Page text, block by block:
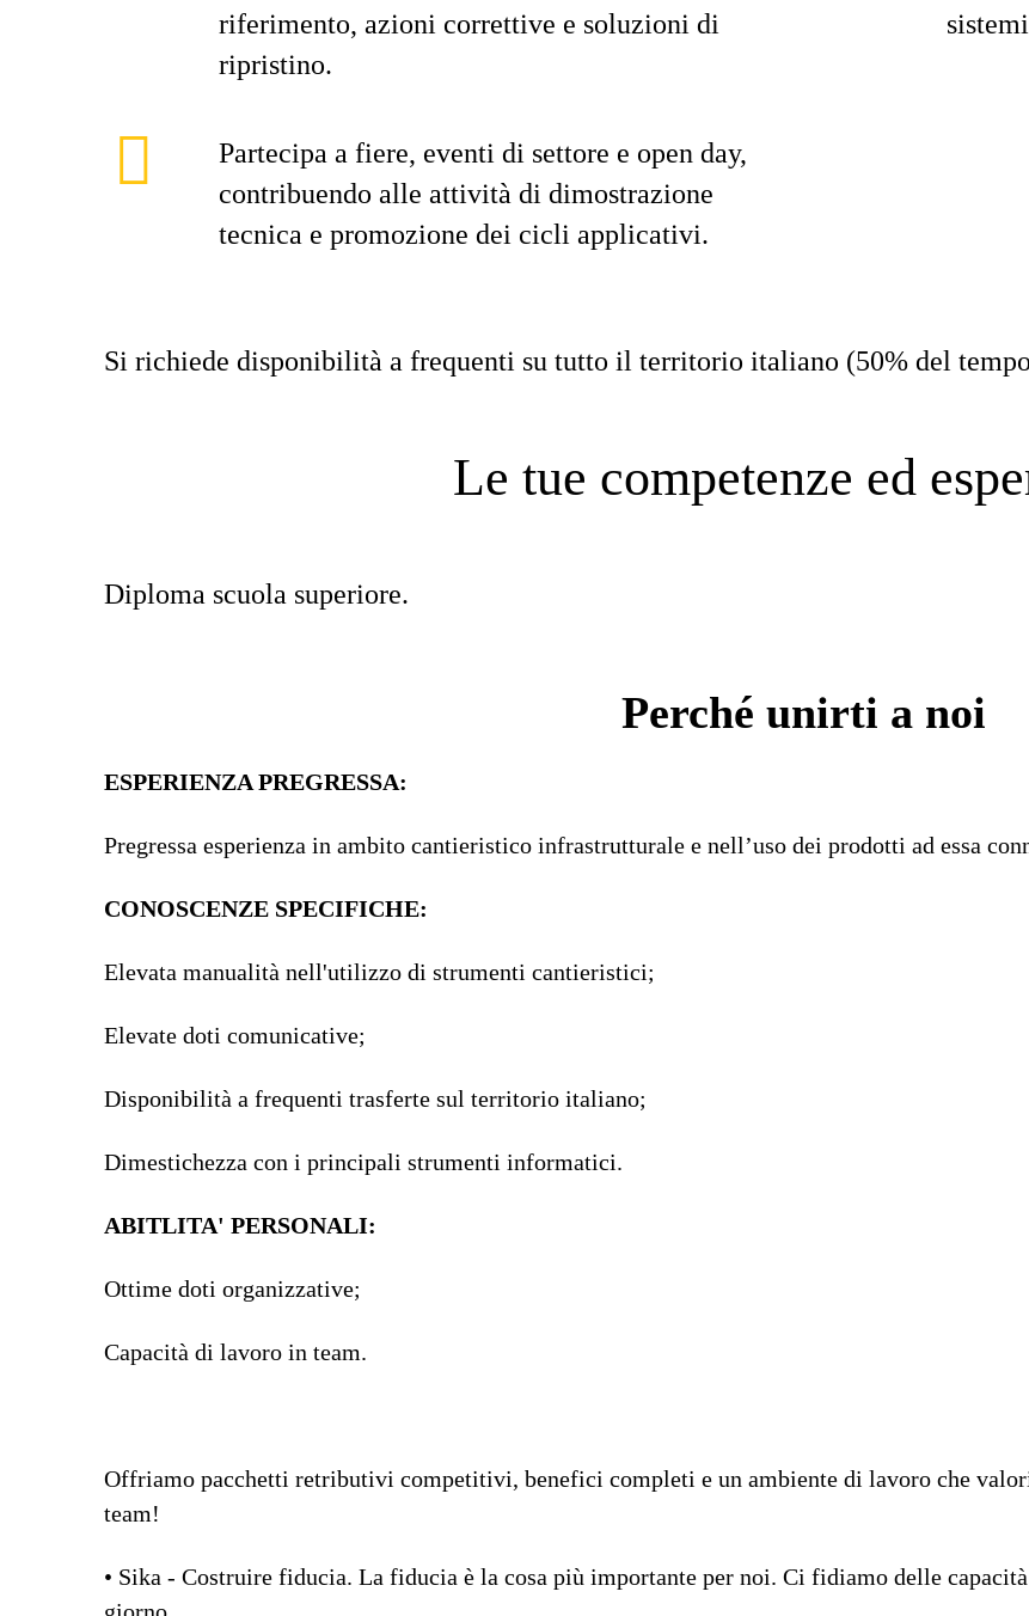
riferimento, azioni correttive e soluzioni di
ripristino.
Partecipa a fiere, eventi di settore e open day,
contribuendo alle attività di dimostrazione
tecnica e promozione dei cicli applicativi.
Si richiede disponibilità a frequenti su tutto il territorio italiano (50% del
Le tue competenze ed
Diploma scuola superiore.
Perché unirti a noi
ESPERIENZA PREGRESSA:
Pregressa esperienza in ambito cantieristico infrastrutturale e nell’uso dei prodotti ad essa
CONOSCENZE SPECIFICHE:
Elevata manualità nell'utilizzo di strumenti cantieristici;
Elevate doti comunicative;
Disponibilità a frequenti trasferte sul territorio italiano;
Dimestichezza con i principali strumenti informatici.
ABITLITA' PERSONALI:
Ottime doti organizzative;
Capacità di lavoro in team.
Offriamo pacchetti retributivi competitivi, benefici completi e un ambiente di lavoro che
team!
• Sika - Costruire fiducia. La fiducia è la cosa più importante per noi. Ci fidiamo delle